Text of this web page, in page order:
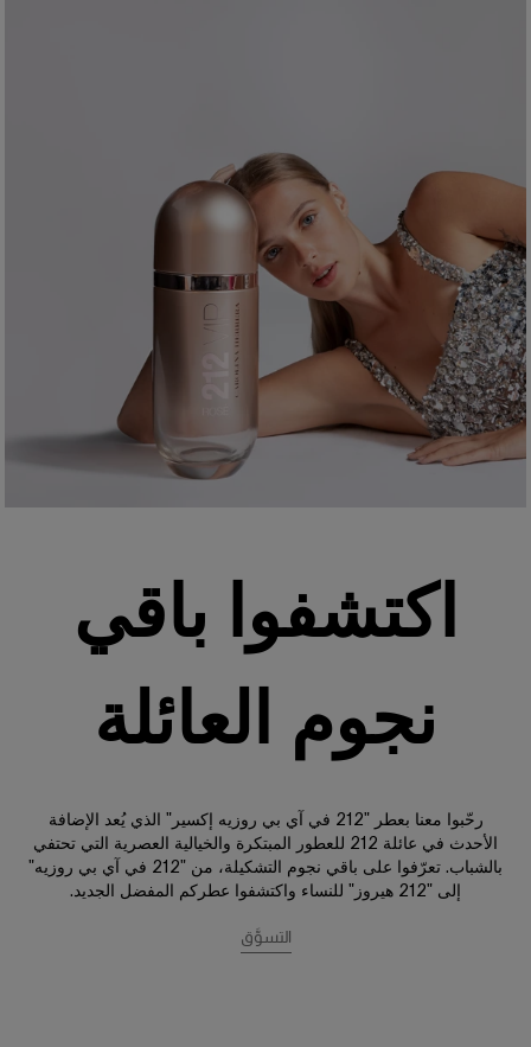
اكتشفوا باقي
نجوم العائلة
رحّبوا معنا بعطر "212 في آي بي روزيه إكسير" الذي يُعد الإضافة
الأحدث في عائلة 212 للعطور المبتكرة والخيالية العصرية التي تحتفي
بالشباب. تعرّفوا على باقي نجوم التشكيلة، من "212 في آي بي روزيه"
إلى "212 هيروز" للنساء واكتشفوا عطركم المفضل الجديد.
التسوَّق